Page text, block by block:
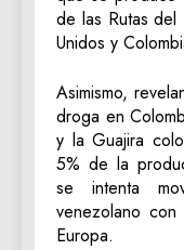
de las Rutas
Unidos y
Asimismo,
droga en
y la Guajira
5% de la
se intenta
venezolano
Europa.